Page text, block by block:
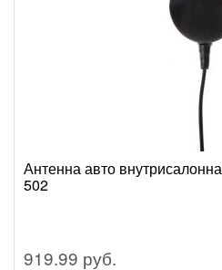
Антенна авто
502
919.99 руб.